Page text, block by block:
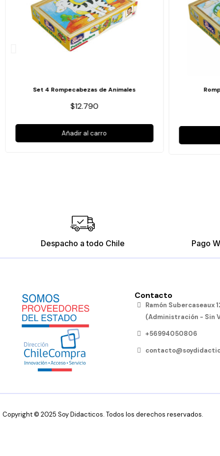
Set 4 Rompecabezas de Animales
$12.790
Añadir al carro
Despacho a todo Chile Pago
Contacto
Ramón Subercaseaux
(Administración - Sin
+56994050806
Copyright © 2025 Soy Didacticos. Todos los derechos reservados.